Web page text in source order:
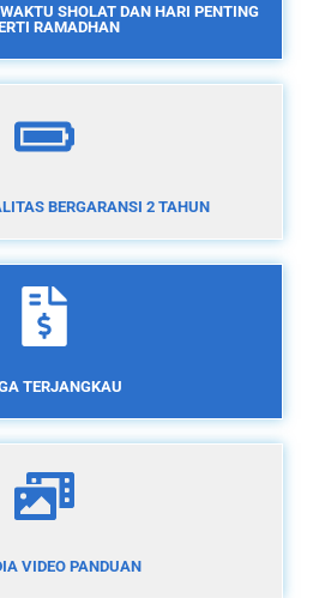
SHOLAT DAN HARI PENTING
RAMADHAN
BERGARANSI 2 TAHUN
TERJANGKAU
VIDEO PANDUAN